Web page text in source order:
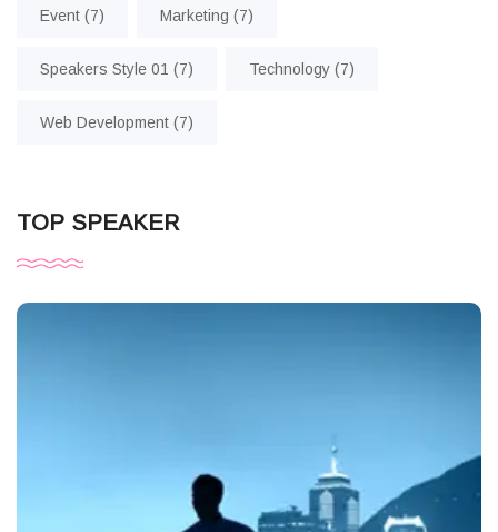
Event (7) Marketing (7)
Speakers Style 01 (7) Technology (7)
Web Development (7)
TOP SPEAKER